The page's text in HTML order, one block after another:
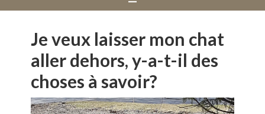
Je veux laisser mon chat
aller dehors, y-a-t-il des
choses à savoir?